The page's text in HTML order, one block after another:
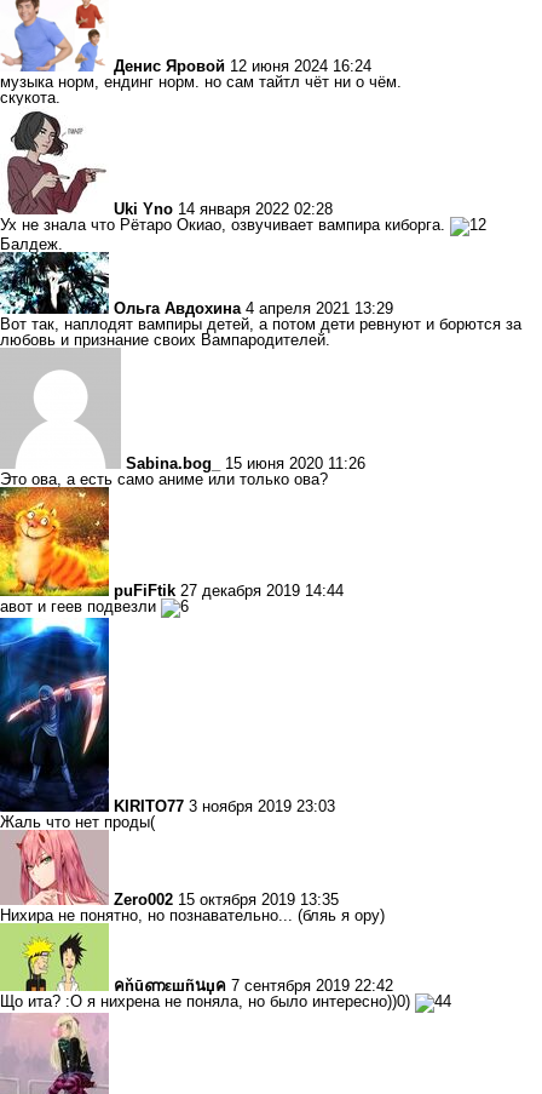
Денис Яровой 12 июня 2024 16:24
музыка норм, ендинг норм. но сам тайтл чёт ни о чём.
скукота.
Uki Yno 14 января 2022 02:28
Ух не знала что Рётаро Окиао, озвучивает вампира киборга.
Балдеж.
Ольга Авдохина 4 апреля 2021 13:29
Вот так, наплодят вампиры детей, а потом дети ревнуют и борются за
любовь и признание своих Вампародителей.
Sabina.bog_
15 июня 2020 11:26
Это ова, а есть само аниме или только ова?
puFiFtik 27 декабря 2019 14:44
авот и геев подвезли
KIRITO77 3 ноября 2019 23:03
Жаль что нет проды(
Zero002 15 октября 2019 13:35
Нихира не понятно, но познавательно... (бляь я ору)
คňūണεшñนџค 7 сентября 2019 22:42
Що ита? :О я нихрена не поняла, но было интересно))0)